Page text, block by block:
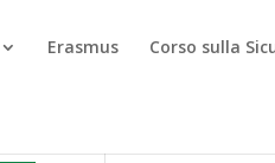
Erasmus Corso sulla